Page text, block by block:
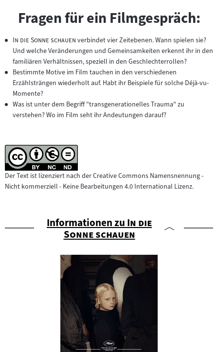
Fragen für ein Filmgespräch:
"In die Sonne schauen "verbindet vier Zeitebenen. Wann spielen sie?
Und welche Veränderungen und Gemeinsamkeiten erkennt ihr in den
familiären Verhältnissen, speziell in den Geschlechterrollen?
Bestimmte Motive im Film tauchen in den verschiedenen
Erzählsträngen wiederholt auf. Habt ihr Beispiele für solche Déjà-vu-
Momente?
Was ist unter dem Begriff "transgenerationelles Trauma" zu
verstehen? Wo im Film seht ihr Andeutungen darauf?
Der Text ist lizenziert nach der Creative Commons Namensnennung -
Nicht kommerziell - Keine Bearbeitungen 4.0 International Lizenz.
Informationen zu "
In die
Sonne schauen